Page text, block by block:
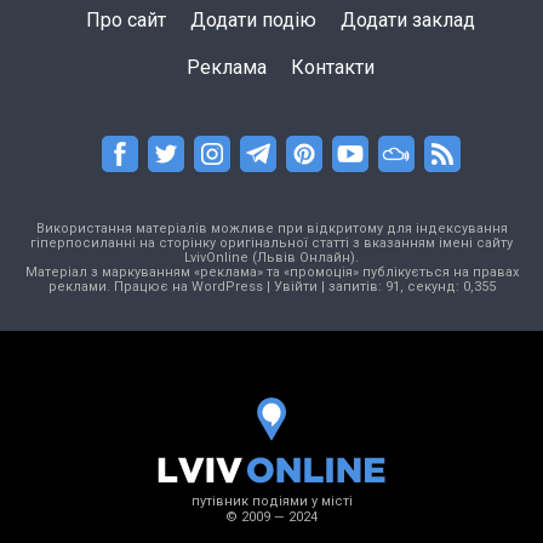
Про сайт Додати подію Додати заклад
Реклама Контакти
Використання матеріалів можливе при відкритому для індексування
гіперпосиланні на сторінку оригінальної статті з вказанням імені сайту
LvivOnline (Львів Онлайн).
Матеріал з маркуванням «реклама» та «промоція» публікується на правах
реклами. Працює на WordPress| Увійти | запитів: 91, секунд: 0,355
путівник подіями у місті
© 2009 — 2024